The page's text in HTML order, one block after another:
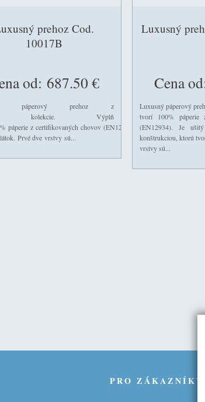
vnútornou konštrukciou, ktorú tvoria
prehoz Cod.
10017B
od: 687.50 €
páperový prehoz z
kolekcie. Výplň
páperie z certifikovaných chovov (EN12934). Je ušitý s uzavretou
Prvé dve vrstvy sú...
Luxusný
Cena
Luxusný páperový
tvorí 100% páperie
(EN12934). Je
konštrukciou, ktorú
vrstvy sú...
PRO ZÁKAZNÍKY